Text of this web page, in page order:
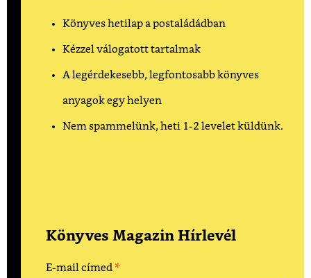
Könyves hetilap a postaládádban
Kézzel válogatott tartalmak
A legérdekesebb, legfontosabb könyves
anyagok egy helyen
Nem spammelünk, heti 1-2 levelet küldünk.
Könyves Magazin Hírlevél
E-mail címed *